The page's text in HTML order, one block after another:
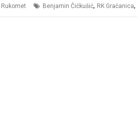
Rukomet Benjamin Čičkušić, RK Gračanica,